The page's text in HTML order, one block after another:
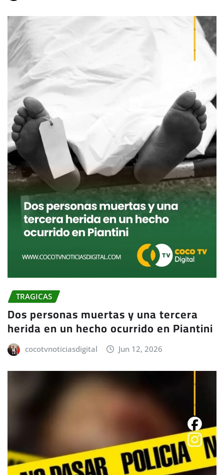
TRAGICAS
Dos personas muertas y una tercera
herida en un hecho ocurrido en Piantini
cocotvnoticiasdigital Jun 12, 2026